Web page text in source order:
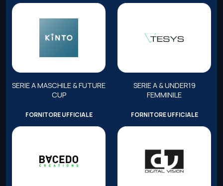
SERIE A MASCHILE & FUTURE
CUP
SERIE A & UNDER19
FEMMINILE
FORNITORE UFFICIALE FORNITORE UFFICIALE